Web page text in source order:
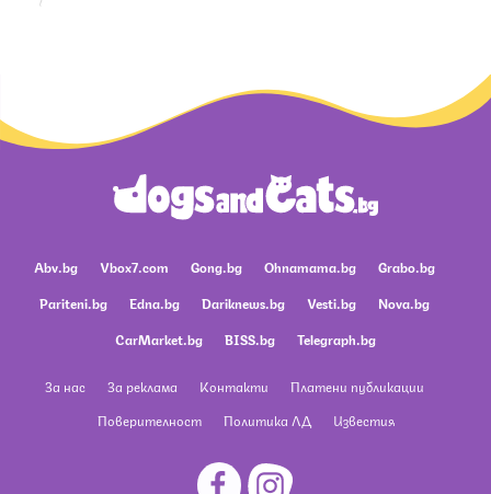
Abv.bg Vbox7.com Gong.bg Ohnamama.bg
Grabo.bg
Pariteni.bg
Edna.bg Dariknews.bg Vesti.bg
Nova.bg
CarMarket.bg
BISS.bg Telegraph.bg
За нас За реклама Контакти
Платени публикации
Поверителност
Политика ЛД Известия